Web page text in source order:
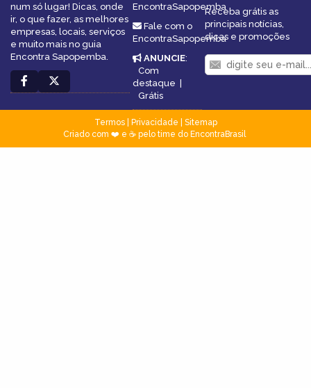
num só lugar! Dicas, onde
ir, o que fazer, as melhores
empresas, locais, serviços
e muito mais no guia
Encontra Sapopemba.
EncontraSapopemba
Fale com o
EncontraSapopemba
ANUNCIE:
Com
destaque |
Grátis
Receba grátis as
principais notícias,
dicas e promoções
Termos| Privacidade
Sitemap
Criado com ❤️ e ☕ pelo time do EncontraBrasil